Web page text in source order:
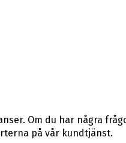
Om du har några
på vår kundtjänst.